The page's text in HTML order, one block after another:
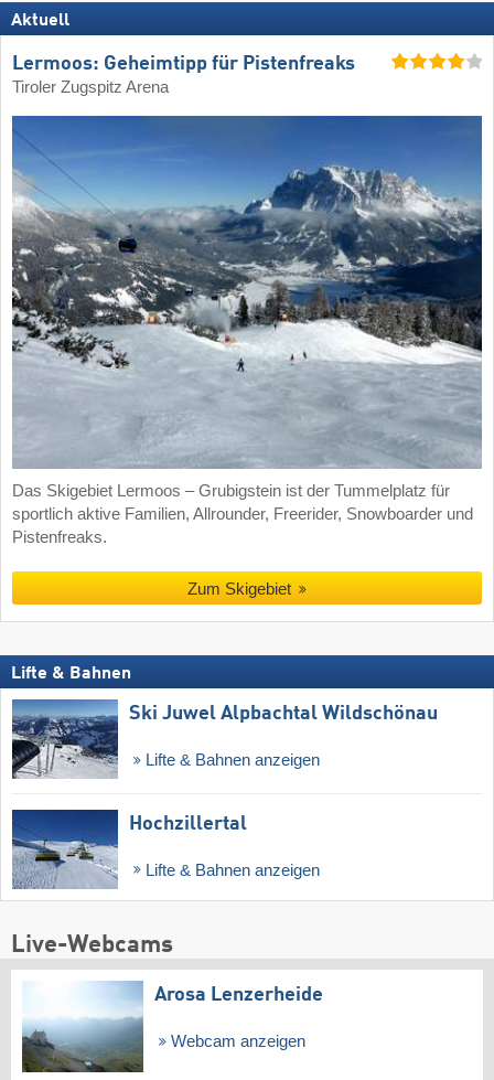
Aktuell
Lermoos: Geheimtipp für Pistenfreaks
Tiroler Zugspitz Arena
Das Skigebiet Lermoos – Grubigstein ist der Tummelplatz für
sportlich aktive Familien, Allrounder, Freerider, Snowboarder und
Pistenfreaks.
Zum Skigebiet
Lifte & Bahnen
Ski Juwel Alpbachtal Wildschönau
Lifte & Bahnen anzeigen
Hochzillertal
Lifte & Bahnen anzeigen
Live-Webcams
Arosa Lenzerheide
Webcam anzeigen